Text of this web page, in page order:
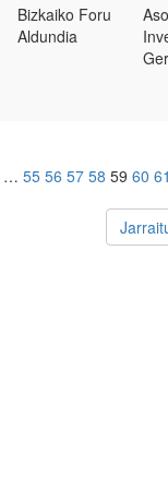
Bizkaiko Foru
Aldundia
… 55 56 57 58 59 60